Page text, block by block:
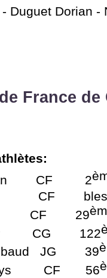
France de
CF 2
CF
CF 29
CG 122
JG 39
Jailys CF 56
Duguet Dorian -